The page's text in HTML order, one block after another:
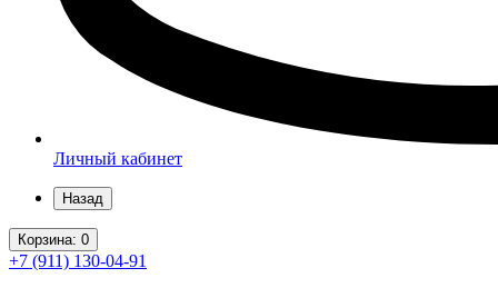
Личный кабинет
Назад
Корзина: 0
+7 (911) 130-04-91